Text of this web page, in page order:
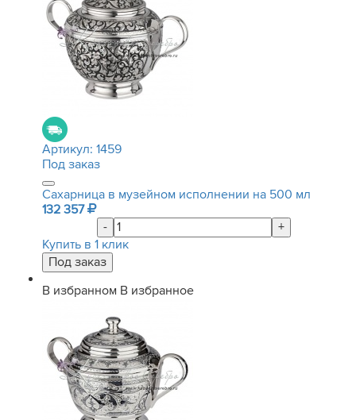
Артикул: 1459
Под заказ
Сахарница в музейном исполнении на 500 мл
132 357
-
+
Купить в 1 клик
В избранном В избранное